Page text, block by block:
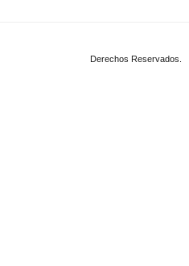
Derechos Reservados.